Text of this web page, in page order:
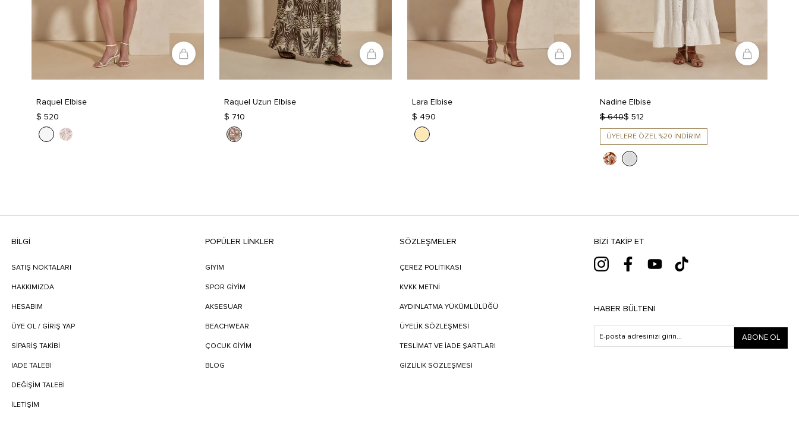
Raquel Elbise
$ 520
Raquel Uzun Elbise
$ 710
Lara Elbise
$ 490
Nadine Elbise
$ 640$ 512
ÜYELERE ÖZEL %20 İNDİRİM
BILGI
SATIŞ NOKTALARI
HAKKIMIZDA
HESABIM
ÜYE OL / GİRİŞ YAP
SIPARIŞ TAKIBI
İADE TALEBI
DEĞIŞIM TALEBI
İLETIŞIM
POPÜLER LİNKLER
GİYİM
SPOR GİYİM
AKSESUAR
BEACHWEAR
ÇOCUK GİYİM
BLOG
SÖZLEŞMELER
ÇEREZ POLİTİKASI
KVKK METNİ
AYDINLATMA YÜKÜMLÜLÜĞÜ
ÜYELIK SÖZLEŞMESI
TESLIMAT VE İADE ŞARTLARI
GİZLİLİK SÖZLEŞMESİ
BIZI TAKIP ET
HABER BÜLTENI
ABONE OL